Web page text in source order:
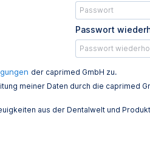
Passwort
der caprimed GmbH zu.
meiner Daten durch die caprimed
aus der Dentalwelt und